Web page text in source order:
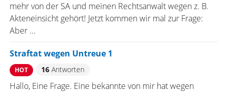
mehr von der SA und meinen Rechtsanwalt wegen z. B.
Akteneinsicht gehört! Jetzt kommen wir mal zur Frage:
Aber ...
Straftat wegen Untreue 1
HOT 16Antworten
Hallo, Eine Frage. Eine bekannte von mir hat wegen